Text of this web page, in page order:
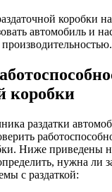
коробки
автомобиль и
коробки
раздатки
Ниже приведены
нужна ли
с раздаткой: